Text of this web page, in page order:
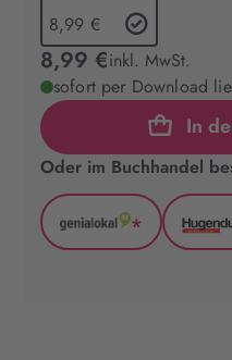
8,99 €
8,99 €inkl. MwSt.
sofort per Download
In
Oder im Buchhandel
GenialLokal
*